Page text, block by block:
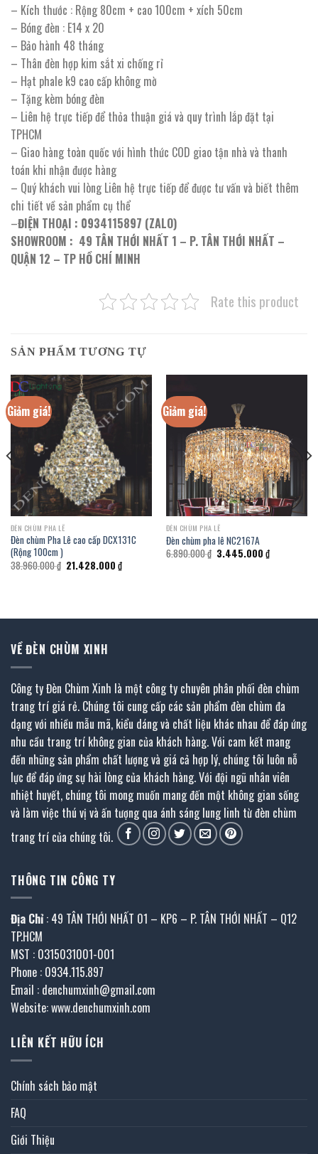
– Kích thước : Rộng 80cm + cao 100cm + xích 50cm
– Bóng đèn : E14 x 20
– Bảo hành 48 tháng
– Thân đèn hợp kim sắt xi chống rỉ
– Hạt phale k9 cao cấp không mờ
– Tặng kèm bóng đèn
– Liên hệ trực tiếp để thỏa thuận giá và quy trình lắp đặt tại
TPHCM
– Giao hàng toàn quốc với hình thức COD giao tận nhà và thanh
toán khi nhận được hàng
– Quý khách vui lòng Liên hệ trực tiếp để được tư vấn và biết thêm
chi tiết về sản phẩm cụ thể
–ĐIỆN THOẠI : 0934115897 (ZALO)
SHOWROOM : 49 TÂN THỚI NHẤT 1 – P. TÂN THỚI NHẤT –
QUẬN 12 – TP HỒ CHÍ MINH
Rate this product
SẢN PHẨM TƯƠNG TỰ
Giảm giá!
ĐÈN CHÙM PHA LÊ
Đèn chùm Pha Lê cao cấp DCX131C
(Rộng 100cm )
38.960.000₫ Giá
gốc
21.428.000 ₫Giá
hiện
Giảm giá!
ĐÈN CHÙM PHA LÊ
Đèn chùm pha lê NC2167A
6.890.000₫ Giá
gốc
3.445.000 ₫Giá
hiện
VỀ ĐÈN CHÙM XINH
Công ty Đèn Chùm Xinh là một công ty chuyên phân phối đèn chùm
trang trí giá rẻ. Chúng tôi cung cấp các sản phẩm đèn chùm đa
dạng với nhiều mẫu mã, kiểu dáng và chất liệu khác nhau để đáp ứng
nhu cầu trang trí không gian của khách hàng. Với cam kết mang
đến những sản phẩm chất lượng và giá cả hợp lý, chúng tôi luôn nỗ
lực để đáp ứng sự hài lòng của khách hàng. Với đội ngũ nhân viên
nhiệt huyết, chúng tôi mong muốn mang đến một không gian sống
và làm việc thú vị và ấn tượng qua ánh sáng lung linh từ đèn chùm
trang trí của chúng tôi.
THÔNG TIN CÔNG TY
Địa Chỉ : 49 TÂN THỚI NHẤT 01 – KP6 – P. TÂN THỚI NHẤT – Q12
TP.HCM
MST : 0315031001-001
Phone : 0934.115.897
Email : denchumxinh@gmail.com
Website: www.denchumxinh.com
LIÊN KẾT HỮU ÍCH
Chính sách bảo mật
FAQ
Giới Thiệu